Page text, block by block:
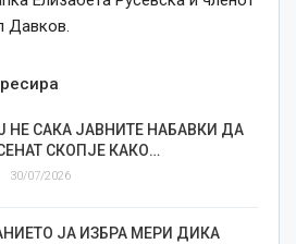
Давков.
НЕ САКА ЈАВНИТЕ НАБАВКИ ДА
СКОПЈЕ КАКО…
30/07/2026
ЈА ИЗБРА МЕРИ ДИКА